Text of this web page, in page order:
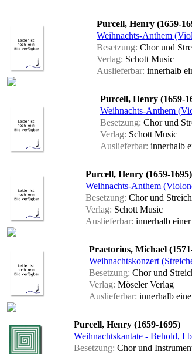
Purcell, Henry (1659-
Weihnachts-Anthem
Besetzung: Chor und
Verlag: Schott Music
Auslieferbar: innerhalb
Purcell, Henry (1659-
Weihnachts-Anthem
Besetzung: Chor und
Verlag: Schott Music
Auslieferbar: innerhalb
Purcell, Henry (1659-1695)
Weihnachts-Anthem
Besetzung: Chor und
Verlag: Schott Music
Auslieferbar: innerhalb
Praetorius, Michael
Weihnachtskonzert
Besetzung: Chor und
Verlag: Möseler Verlag
Auslieferbar: innerhalb
Purcell, Henry (1659-1695)
Weihnachtskantate - Behold, I
Besetzung: Chor und